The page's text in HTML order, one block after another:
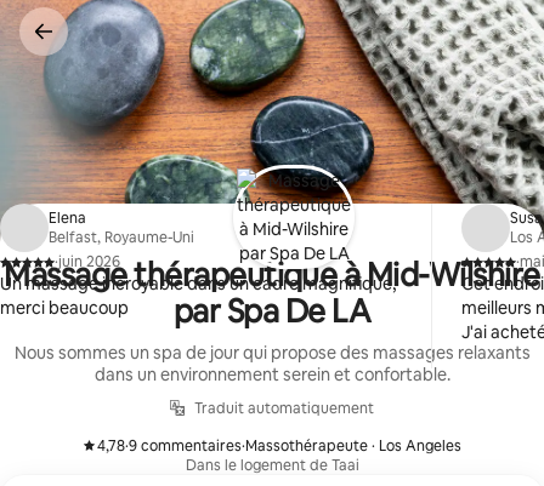
Aller
directement
au
contenu
Massage thérapeutique à Mid-Wilshire
par Spa De LA
Nous sommes un spa de jour qui propose des massages relaxants
dans un environnement serein et confortable.
Traduit automatiquement
4,78
,
·9 commentaires
, ·Massothérapeute · Los Angeles
Dans le logement de Taai
Elena
Belfast, Royaume-Uni
,
·juin 2026
Un massage incroyable dans un cadre magnifique,
merci beaucoup
Los
,
·
Cet
meilleurs
J'ai